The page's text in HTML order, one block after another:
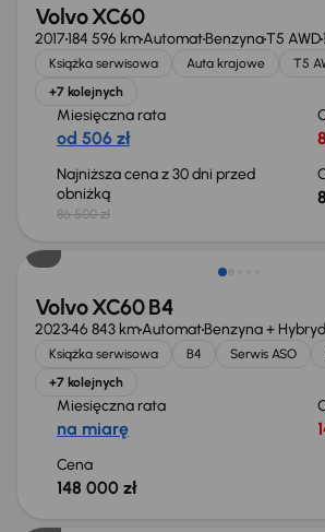
Volvo XC60
2017184 596 kmAutomatBenzynaT5 AWD
Książka serwisowa Auta krajowe T5
+7 kolejnych
Miesięczna rata
od 506 zł
Najniższa cena z 30 dni przed
obniżką
86 500 zł
Volvo XC60 B4
202346 843 kmAutomatBenzyna +
Książka serwisowa B4 Serwis ASO
+7 kolejnych
Miesięczna rata
na miarę
Cena
148 000 zł